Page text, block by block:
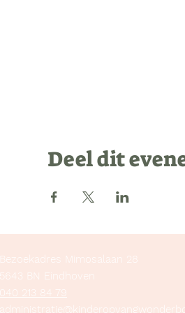
Deel dit
Bezoekadres Mimosalaan 28
5643 BN Eindhoven
040 213 84 79